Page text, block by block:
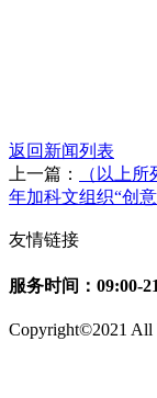
返回新闻列表
上一篇：
（以上
年加科文组织“创
友情链接
服务时间：09:00-
Copyright©2021 All